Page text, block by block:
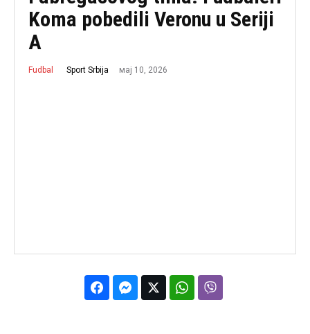
Koma pobedili Veronu u Seriji
A
Fudbal Sport Srbija мај 10, 2026